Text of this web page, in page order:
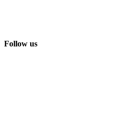
Follow us